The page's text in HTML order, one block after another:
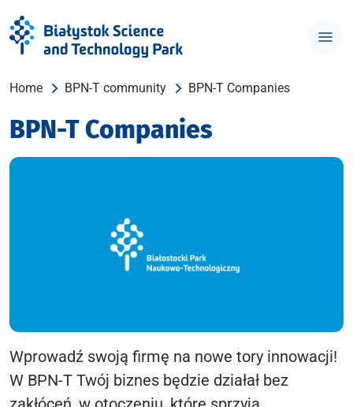
Home BPN-T community BPN-T Companies
BPN-T Companies
Wprowadź swoją firmę na nowe tory innowacji!
W BPN-T Twój biznes będzie działał bez